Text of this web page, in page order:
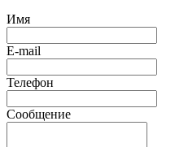
Имя
E-mail
Телефон
Сообщение